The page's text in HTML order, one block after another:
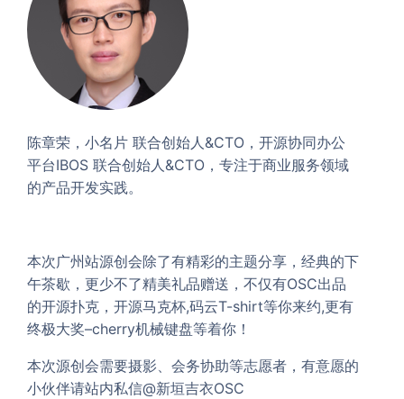
陈章荣，小名片 联合创始人&CTO，开源协同办公
平台IBOS 联合创始人&CTO，专注于商业服务领域
的产品开发实践。
本次广州站源创会除了有精彩的主题分享，经典的下
午茶歇，更少不了精美礼品赠送，不仅有OSC出品
的开源扑克，开源马克杯,码云T-shirt等你来约,更有
终极大奖–cherry机械键盘等着你！
本次源创会需要摄影、会务协助等志愿者，有意愿的
小伙伴请站内私信@新垣吉衣OSC